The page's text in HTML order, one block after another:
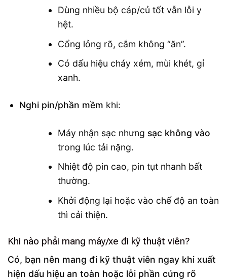
Dùng nhiều bộ cáp/củ tốt vẫn lỗi y
hệt.
Cổng lỏng rõ, cắm không “ăn”.
Có dấu hiệu cháy xém, mùi khét, gỉ
xanh.
Nghi pin/phần mềm khi:
Máy nhận sạc nhưng sạc không vào
trong lúc tải nặng.
Nhiệt độ pin cao, pin tụt nhanh bất
thường.
Khởi động lại hoặc vào chế độ an toàn
thì cải thiện.
Khi nào phải mang máy/xe đi kỹ thuật viên?
Có, bạn nên mang đi kỹ thuật viên ngay khi xuất
hiện dấu hiệu an toàn hoặc lỗi phần cứng rõ